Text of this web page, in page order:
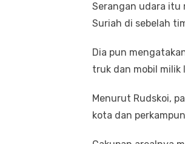
Serangan udara itu
Suriah di sebelah
Dia pun
truk dan mobil milik
Menurut Rudskoi,
kota dan